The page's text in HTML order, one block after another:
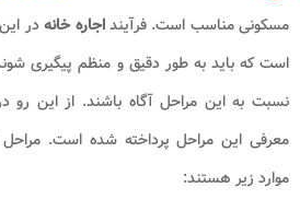
مسکونی مناسب است. فرآینداجاره خانهدر
است که باید به طور دقیق و منظم پیگیری
نسبت به این مراحل آگاه باشند. از این
معرفی این مراحل پرداخته شده است. مراحل
موارد زیر هستند: